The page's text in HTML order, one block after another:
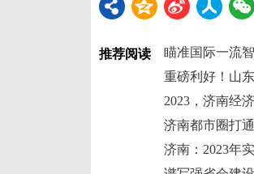
推荐阅读
瞄准国际一流
重磅利好！山
2023，济南经
济南都市圈打
济南：2023年